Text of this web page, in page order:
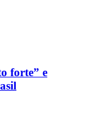
forte” e